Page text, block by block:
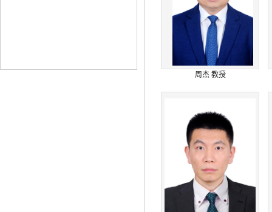
周杰 教授